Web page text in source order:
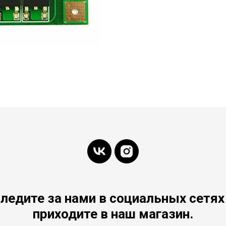
за нами в социальных
приходите в наш магазин.